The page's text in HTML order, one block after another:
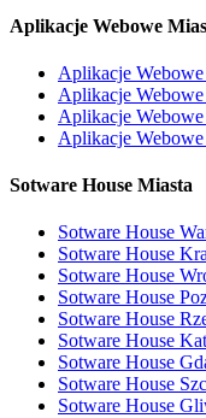
Aplikacje Webowe
Aplikacje
Aplikacje
Aplikacje Webowe
Aplikacje Webowe
Sotware House Miasta
Sotware House
Sotware House
Sotware House
Sotware House
Sotware House
Sotware House
Sotware House
Sotware House
Sotware House